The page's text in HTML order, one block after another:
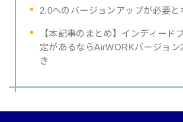
2.0へのバージョンアップが必要と
【本記事のまとめ】インディード
定があるならAirWORKバージョン
き